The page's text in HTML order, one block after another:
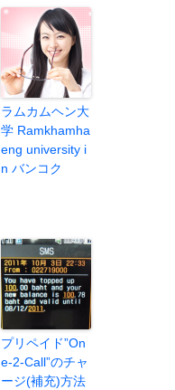
ラムカムヘン大
学 Ramkhamha
eng university i
n バンコク
プリペイド”On
e-2-Call”のチャ
ージ(補充)方法